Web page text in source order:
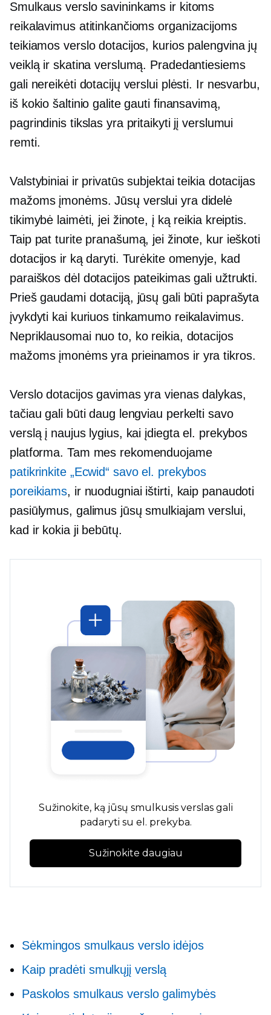
Smulkaus verslo savininkams ir kitoms
reikalavimus atitinkančioms organizacijoms
teikiamos verslo dotacijos, kurios palengvina jų
veiklą ir skatina verslumą. Pradedantiesiems
gali nereikėti dotacijų verslui plėsti. Ir nesvarbu,
iš kokio šaltinio galite gauti finansavimą,
pagrindinis tikslas yra pritaikyti jį verslumui
remti.
Valstybiniai ir privatūs subjektai teikia dotacijas
mažoms įmonėms. Jūsų verslui yra didelė
tikimybė laimėti, jei žinote, į ką reikia kreiptis.
Taip pat turite pranašumą, jei žinote, kur ieškoti
dotacijos ir ką daryti. Turėkite omenyje, kad
paraiškos dėl dotacijos pateikimas gali užtrukti.
Prieš gaudami dotaciją, jūsų gali būti paprašyta
įvykdyti kai kuriuos tinkamumo reikalavimus.
Nepriklausomai nuo to, ko reikia, dotacijos
mažoms įmonėms yra prieinamos ir yra tikros.
Verslo dotacijos gavimas yra vienas dalykas,
tačiau gali būti daug lengviau perkelti savo
verslą į naujus lygius, kai įdiegta el. prekybos
platforma. Tam mes rekomenduojame
patikrinkite „Ecwid“ savo el. prekybos
poreikiams, ir nuodugniai ištirti, kaip panaudoti
pasiūlymus, galimus jūsų smulkiajam verslui,
kad ir kokia ji bebūtų.
Sužinokite, ką jūsų smulkusis verslas gali
padaryti su el. prekyba.
Sužinokite daugiau
Sėkmingos smulkaus verslo idėjos
Kaip pradėti smulkųjį verslą
Paskolos smulkaus verslo galimybės